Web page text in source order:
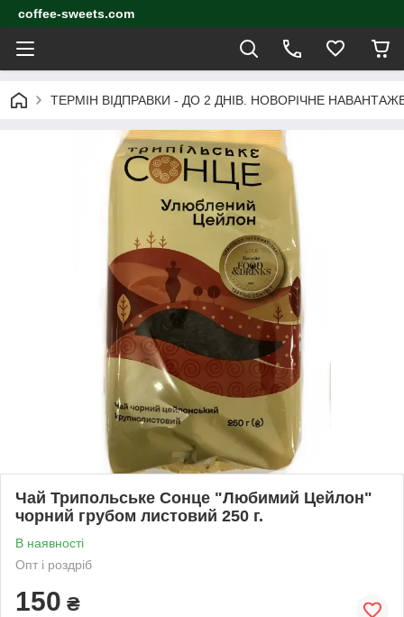
coffee-sweets.com
ТЕРМІН ВІДПРАВКИ - ДО 2 ДНІВ. НОВОРІЧНЕ
Чай Трипольське Сонце "Любимий Цейлон"
чорний грубом листовий 250 г.
В наявності
Опт і роздріб
150 ₴